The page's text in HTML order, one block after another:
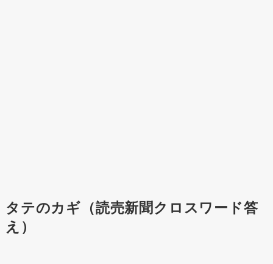
タテのカギ（読売新聞クロスワード答
え）